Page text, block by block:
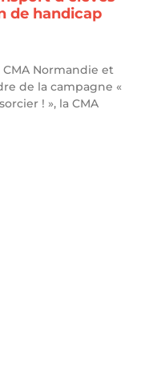
de handicap
Normandie et
de la campagne «
! », la CMA